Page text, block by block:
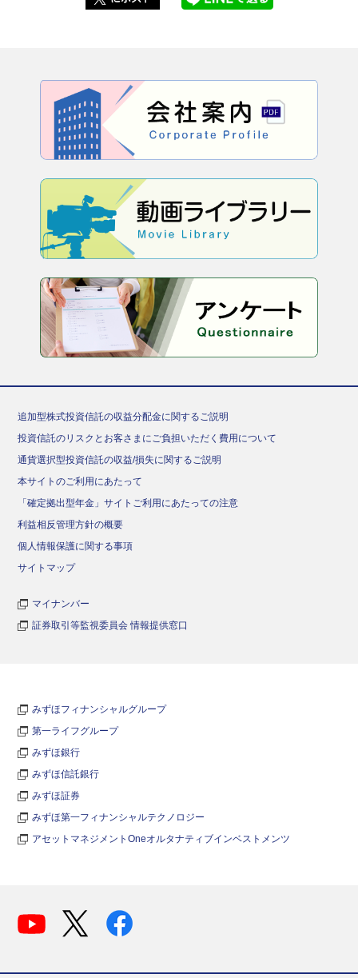
追加型株式投資信託の収益分配金に関するご説明
投資信託のリスクとお客さまにご負担いただく費用について
通貨選択型投資信託の収益/損失に関するご説明
本サイトのご利用にあたって
「確定拠出型年金」サイトご利用にあたっての注意
利益相反管理方針の概要
個人情報保護に関する事項
サイトマップ
マイナンバー
証券取引等監視委員会 情報提供窓口
みずほフィナンシャルグループ
第一ライフグループ
みずほ銀行
みずほ信託銀行
みずほ証券
みずほ第一フィナンシャルテクノロジー
アセットマネジメントOneオルタナティブインベストメンツ